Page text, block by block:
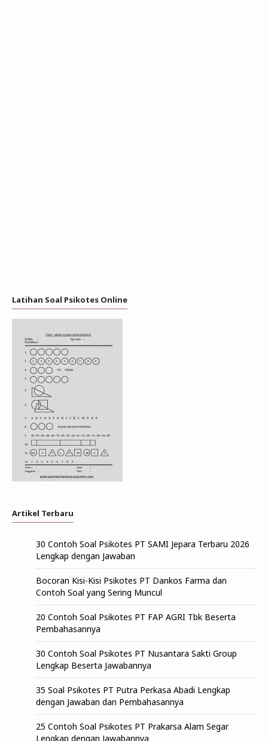
Latihan Soal Psikotes Online
Artikel Terbaru
30 Contoh Soal Psikotes PT SAMI Jepara Terbaru 2026
Lengkap dengan Jawaban
Bocoran Kisi-Kisi Psikotes PT Dankos Farma dan
Contoh Soal yang Sering Muncul
20 Contoh Soal Psikotes PT FAP AGRI Tbk Beserta
Pembahasannya
30 Contoh Soal Psikotes PT Nusantara Sakti Group
Lengkap Beserta Jawabannya
35 Soal Psikotes PT Putra Perkasa Abadi Lengkap
dengan Jawaban dan Pembahasannya
25 Contoh Soal Psikotes PT Prakarsa Alam Segar
Lengkap dengan Jawabannya